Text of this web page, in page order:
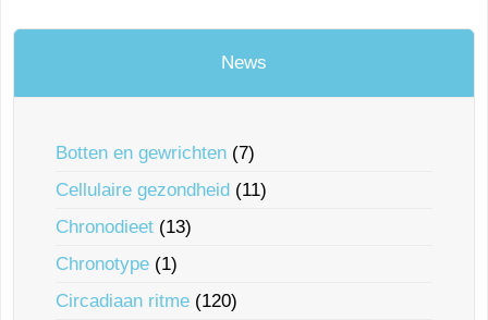
News
Botten en gewrichten (7)
Cellulaire gezondheid (11)
Chronodieet (13)
Chronotype (1)
Circadiaan ritme (120)